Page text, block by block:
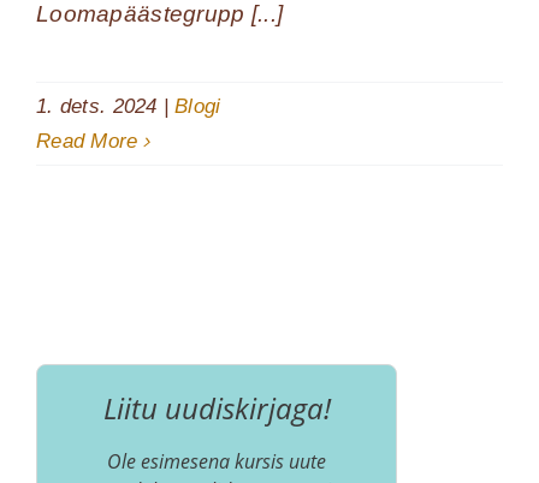
Loomapäästegrupp [...]
1. dets. 2024 | Blogi
Read More
Liitu uudiskirjaga!
Ole esimesena kursis uute